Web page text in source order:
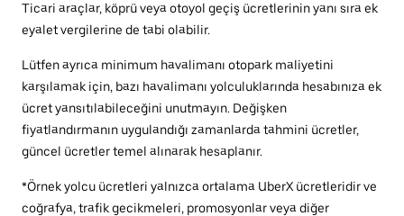
Ticari araçlar, köprü veya otoyol geçiş ücretlerinin yanı sıra ek
eyalet vergilerine de tabi olabilir.
Lütfen ayrıca minimum havalimanı otopark maliyetini
karşılamak için, bazı havalimanı yolculuklarında hesabınıza ek
ücret yansıtılabileceğini unutmayın. Değişken
fiyatlandırmanın uygulandığı zamanlarda tahmini ücretler,
güncel ücretler temel alınarak hesaplanır.
*Örnek yolcu ücretleri yalnızca ortalama UberX ücretleridir ve
coğrafya, trafik gecikmeleri, promosyonlar veya diğer